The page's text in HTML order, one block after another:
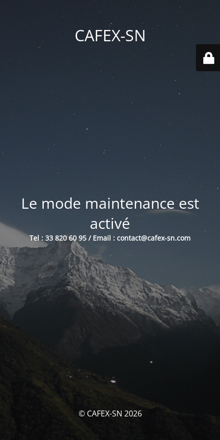
CAFEX-SN
Le mode maintenance est
activé
Tel : 33 820 60 95 / Email : contact@cafex-sn.com
© CAFEX-SN 2026